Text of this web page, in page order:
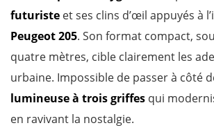
futuriste et ses clins d’œil appuyés à
Peugeot 205. Son format compact,
quatre mètres, cible clairement les
urbaine. Impossible de passer à côté
lumineuse à trois griffes qui
en ravivant la nostalgie.